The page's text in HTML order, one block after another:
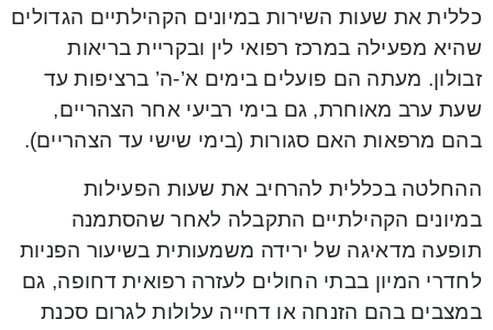
כללית את שעות השירות במיונים הקהילתיים הגדולים
שהיא מפעילה במרכז רפואי לין ובקריית בריאות
זבולון. מעתה הם פועלים בימים א’-ה’ ברציפות עד
שעת ערב מאוחרת, גם בימי רביעי אחר הצהריים,
בהם מרפאות האם סגורות (בימי שישי עד הצהריים).
ההחלטה בכללית להרחיב את שעות הפעילות
במיונים הקהילתיים התקבלה לאחר שהסתמנה
תופעה מדאיגה של ירידה משמעותית בשיעור הפניות
לחדרי המיון בבתי החולים לעזרה רפואית דחופה, גם
במצבים בהם הזנחה או דחייה עלולות לגרום סכנת